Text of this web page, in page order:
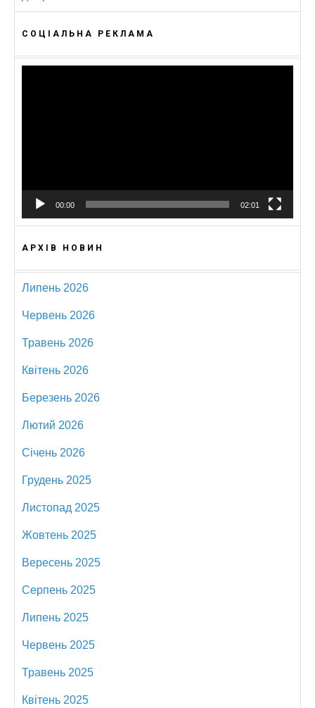
СОЦІАЛЬНА РЕКЛАМА
00:00 02:01
АРХІВ НОВИН
Липень 2026
Червень 2026
Травень 2026
Квітень 2026
Березень 2026
Лютий 2026
Січень 2026
Грудень 2025
Листопад 2025
Жовтень 2025
Вересень 2025
Серпень 2025
Липень 2025
Червень 2025
Травень 2025
Квітень 2025